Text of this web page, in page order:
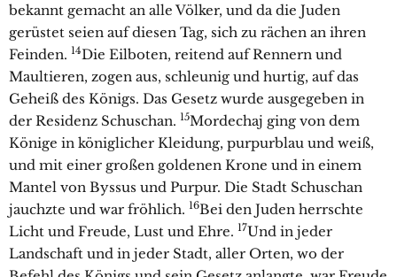
bekannt gemacht an alle Völker, und da die Juden
gerüstet seien auf diesen Tag, sich zu rächen an ihren
Feinden. 14Die Eilboten, reitend auf Rennern und
Maultieren, zogen aus, schleunig und hurtig, auf das
Geheiß des Königs. Das Gesetz wurde ausgegeben in
der Residenz Schuschan. 15Mordechaj ging von dem
Könige in königlicher Kleidung, purpurblau und weiß,
und mit einer großen goldenen Krone und in einem
Mantel von Byssus und Purpur. Die Stadt Schuschan
jauchzte und war fröhlich. 16Bei den Juden herrschte
Licht und Freude, Lust und Ehre. 17Und in jeder
Landschaft und in jeder Stadt, aller Orten, wo der